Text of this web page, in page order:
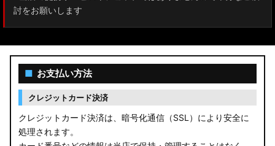
討をお願いします
■ お支払い方法
クレジットカード決済
クレジットカード決済は、暗号化通信（SSL）により安全に
処理されます。